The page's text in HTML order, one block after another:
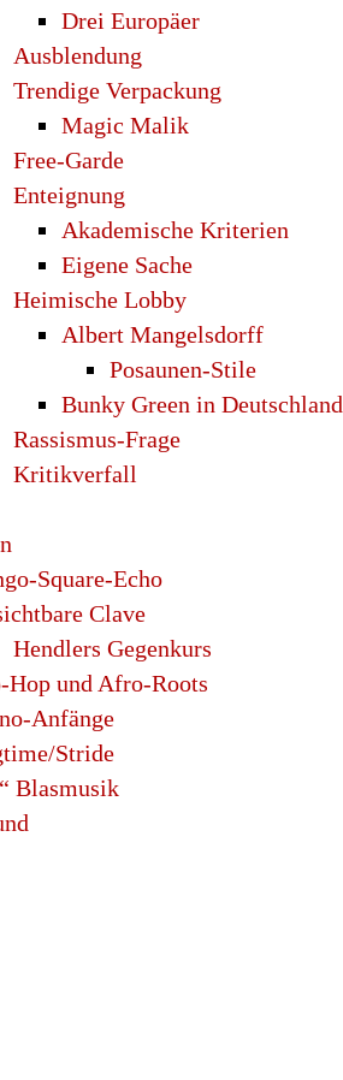
Drei Europäer
Ausblendung
Trendige Verpackung
Magic Malik
Free-Garde
Enteignung
Akademische Kriterien
Eigene Sache
Heimische Lobby
Albert Mangelsdorff
Posaunen-Stile
Bunky Green in Deutschland
Rassismus-Frage
Kritikverfall
Square-Echo
Clave
Hendlers Gegenkurs
Hop und Afro-Roots
Anfänge
Stride
Blasmusik